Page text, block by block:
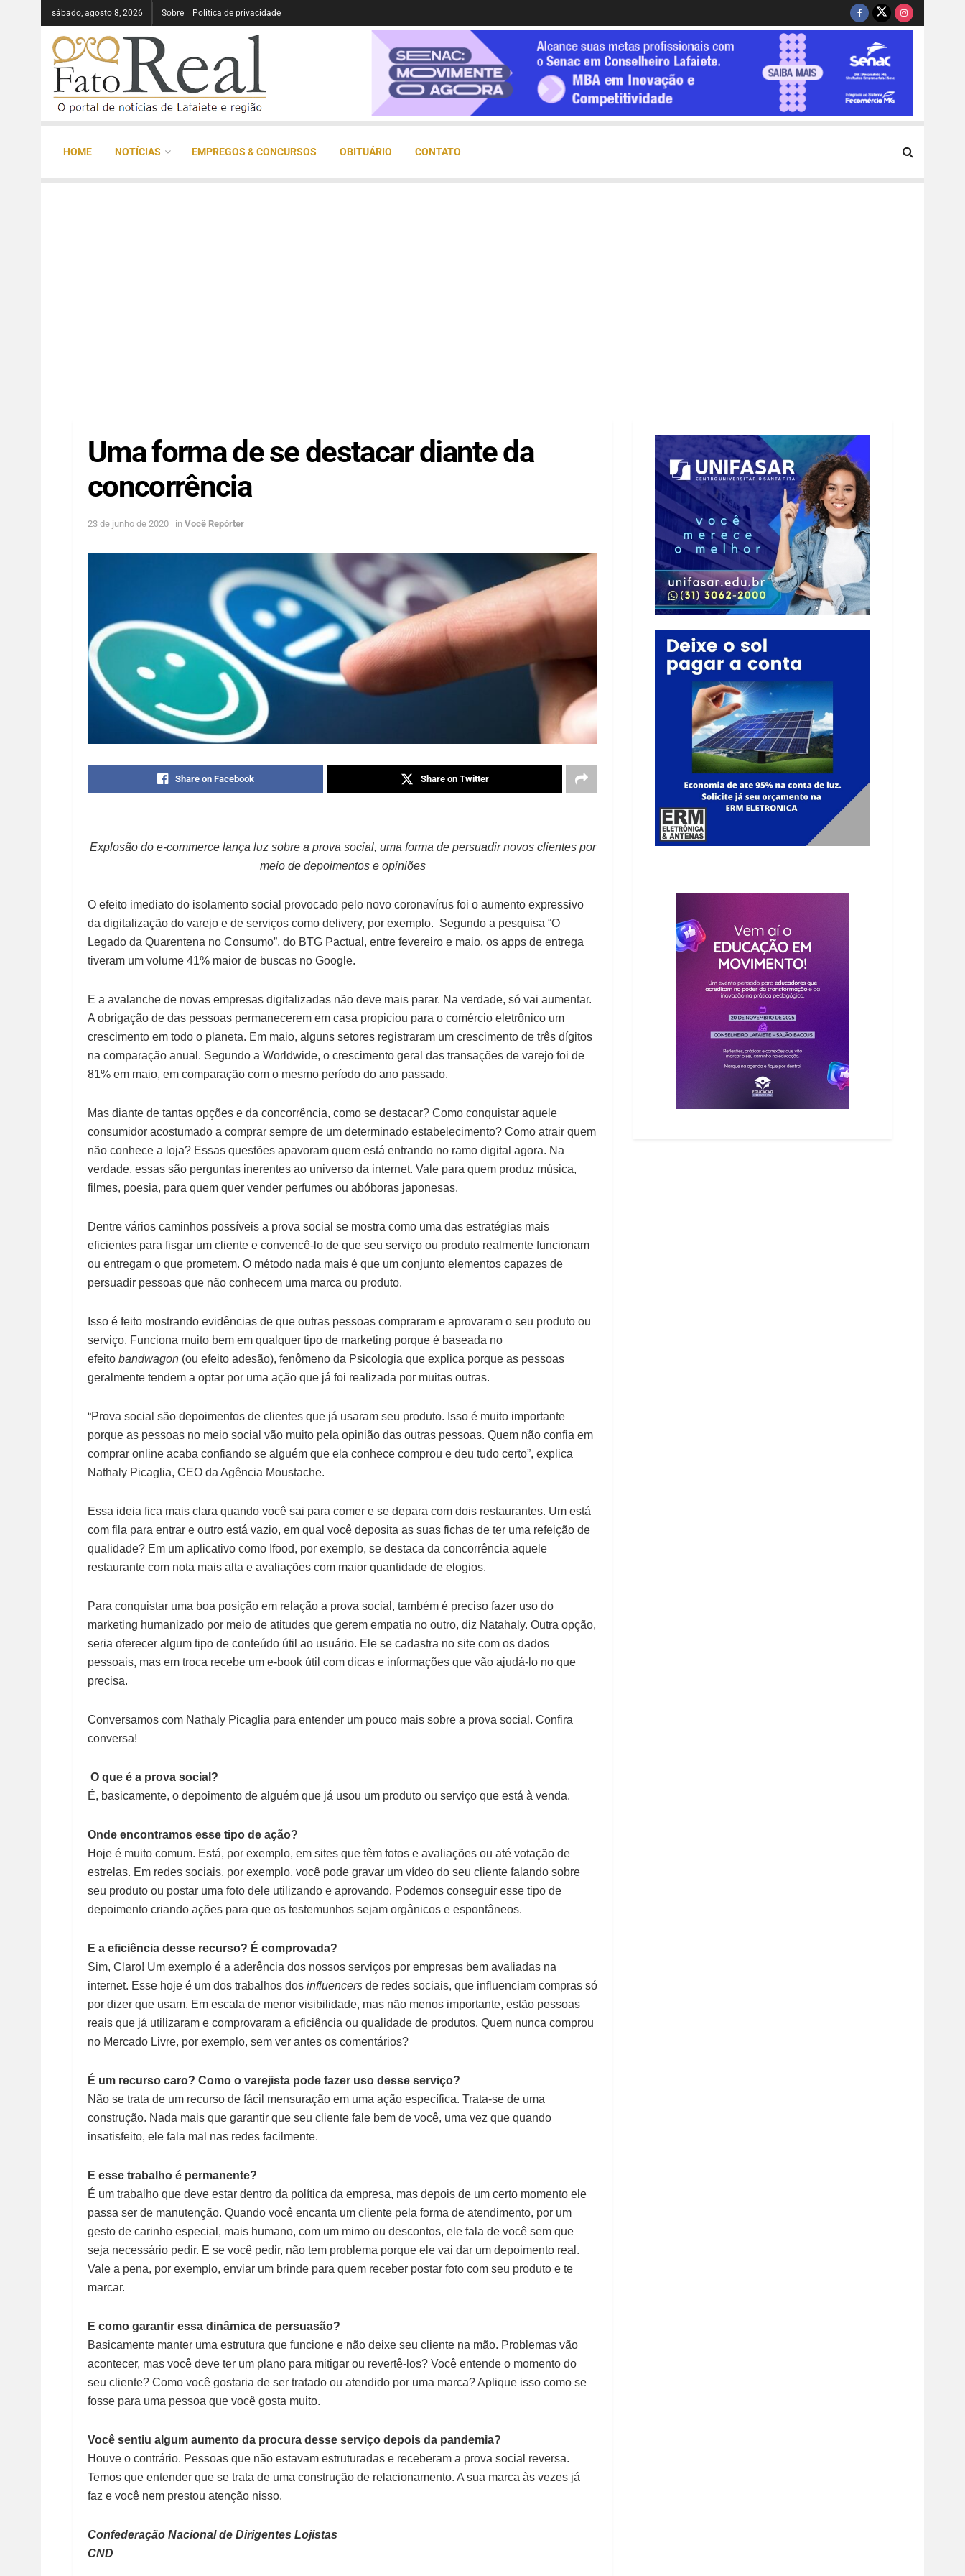
sábado, agosto 8, 2026 Sobre Política de privacidade
HOME NOTÍCIAS EMPREGOS & CONCURSOS OBITUÁRIO CONTATO
Uma forma de se destacar diante da
concorrência
23 de junho de 2020 in Você Repórter
Share on Facebook Share on Twitter
Explosão do e-commerce lança luz sobre a prova social, uma forma de persuadir novos clientes por
meio de depoimentos e opiniões
O efeito imediato do isolamento social provocado pelo novo coronavírus foi o aumento expressivo
da digitalização do varejo e de serviços como delivery, por exemplo. Segundo a pesquisa “O
Legado da Quarentena no Consumo”, do BTG Pactual, entre fevereiro e maio, os apps de entrega
tiveram um volume 41% maior de buscas no Google.
E a avalanche de novas empresas digitalizadas não deve mais parar. Na verdade, só vai aumentar.
A obrigação de das pessoas permanecerem em casa propiciou para o comércio eletrônico um
crescimento em todo o planeta. Em maio, alguns setores registraram um crescimento de três dígitos
na comparação anual. Segundo a Worldwide, o crescimento geral das transações de varejo foi de
81% em maio, em comparação com o mesmo período do ano passado.
Mas diante de tantas opções e da concorrência, como se destacar? Como conquistar aquele
consumidor acostumado a comprar sempre de um determinado estabelecimento? Como atrair quem
não conhece a loja? Essas questões apavoram quem está entrando no ramo digital agora. Na
verdade, essas são perguntas inerentes ao universo da internet. Vale para quem produz música,
filmes, poesia, para quem quer vender perfumes ou abóboras japonesas.
Dentre vários caminhos possíveis a prova social se mostra como uma das estratégias mais
eficientes para fisgar um cliente e convencê-lo de que seu serviço ou produto realmente funcionam
ou entregam o que prometem. O método nada mais é que um conjunto elementos capazes de
persuadir pessoas que não conhecem uma marca ou produto.
Isso é feito mostrando evidências de que outras pessoas compraram e aprovaram o seu produto ou
serviço. Funciona muito bem em qualquer tipo de marketing porque é baseada no
efeito bandwagon (ou efeito adesão), fenômeno da Psicologia que explica porque as pessoas
geralmente tendem a optar por uma ação que já foi realizada por muitas outras.
“Prova social são depoimentos de clientes que já usaram seu produto. Isso é muito importante
porque as pessoas no meio social vão muito pela opinião das outras pessoas. Quem não confia em
comprar online acaba confiando se alguém que ela conhece comprou e deu tudo certo”, explica
Nathaly Picaglia, CEO da Agência Moustache.
Essa ideia fica mais clara quando você sai para comer e se depara com dois restaurantes. Um está
com fila para entrar e outro está vazio, em qual você deposita as suas fichas de ter uma refeição de
qualidade? Em um aplicativo como Ifood, por exemplo, se destaca da concorrência aquele
restaurante com nota mais alta e avaliações com maior quantidade de elogios.
Para conquistar uma boa posição em relação a prova social, também é preciso fazer uso do
marketing humanizado por meio de atitudes que gerem empatia no outro, diz Natahaly. Outra opção,
seria oferecer algum tipo de conteúdo útil ao usuário. Ele se cadastra no site com os dados
pessoais, mas em troca recebe um e-book útil com dicas e informações que vão ajudá-lo no que
precisa.
Conversamos com Nathaly Picaglia para entender um pouco mais sobre a prova social. Confira
conversa!
O que é a prova social?
É, basicamente, o depoimento de alguém que já usou um produto ou serviço que está à venda.
Onde encontramos esse tipo de ação?
Hoje é muito comum. Está, por exemplo, em sites que têm fotos e avaliações ou até votação de
estrelas. Em redes sociais, por exemplo, você pode gravar um vídeo do seu cliente falando sobre
seu produto ou postar uma foto dele utilizando e aprovando. Podemos conseguir esse tipo de
depoimento criando ações para que os testemunhos sejam orgânicos e espontâneos.
E a eficiência desse recurso? É comprovada?
Sim, Claro! Um exemplo é a aderência dos nossos serviços por empresas bem avaliadas na
internet. Esse hoje é um dos trabalhos dos influencers de redes sociais, que influenciam compras só
por dizer que usam. Em escala de menor visibilidade, mas não menos importante, estão pessoas
reais que já utilizaram e comprovaram a eficiência ou qualidade de produtos. Quem nunca comprou
no Mercado Livre, por exemplo, sem ver antes os comentários?
É um recurso caro? Como o varejista pode fazer uso desse serviço?
Não se trata de um recurso de fácil mensuração em uma ação específica. Trata-se de uma
construção. Nada mais que garantir que seu cliente fale bem de você, uma vez que quando
insatisfeito, ele fala mal nas redes facilmente.
E esse trabalho é permanente?
É um trabalho que deve estar dentro da política da empresa, mas depois de um certo momento ele
passa ser de manutenção. Quando você encanta um cliente pela forma de atendimento, por um
gesto de carinho especial, mais humano, com um mimo ou descontos, ele fala de você sem que
seja necessário pedir. E se você pedir, não tem problema porque ele vai dar um depoimento real.
Vale a pena, por exemplo, enviar um brinde para quem receber postar foto com seu produto e te
marcar.
E como garantir essa dinâmica de persuasão?
Basicamente manter uma estrutura que funcione e não deixe seu cliente na mão. Problemas vão
acontecer, mas você deve ter um plano para mitigar ou revertê-los? Você entende o momento do
seu cliente? Como você gostaria de ser tratado ou atendido por uma marca? Aplique isso como se
fosse para uma pessoa que você gosta muito.
Você sentiu algum aumento da procura desse serviço depois da pandemia?
Houve o contrário. Pessoas que não estavam estruturadas e receberam a prova social reversa.
Temos que entender que se trata de uma construção de relacionamento. A sua marca às vezes já
faz e você nem prestou atenção nisso.
Confederação Nacional de Dirigentes Lojistas
CND